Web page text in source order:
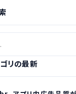
リの最新